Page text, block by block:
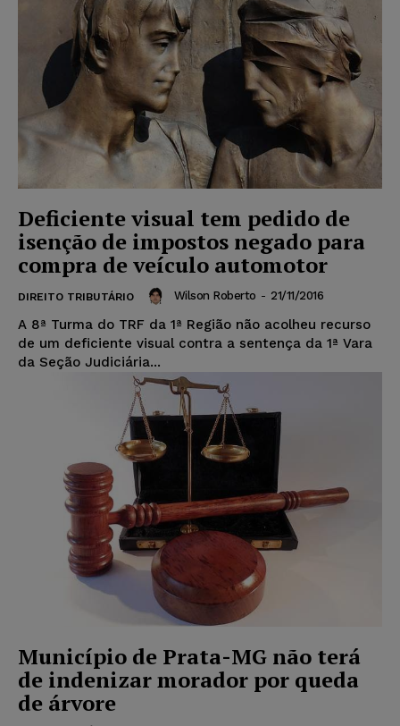
Deficiente visual tem pedido de
isenção de impostos negado para
compra de veículo automotor
DIREITO TRIBUTÁRIO Wilson Roberto - 21/11/2016
A 8ª Turma do TRF da 1ª Região não acolheu recurso
de um deficiente visual contra a sentença da 1ª Vara
da Seção Judiciária...
Município de Prata-MG não terá
de indenizar morador por queda
de árvore